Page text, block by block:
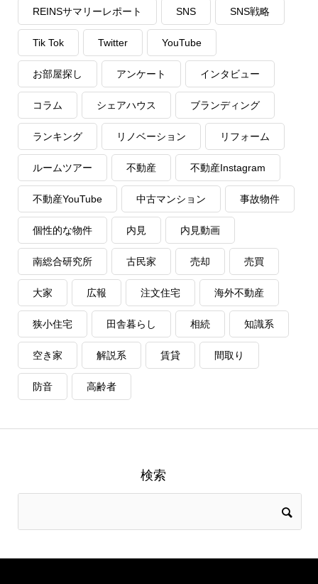
REINSサマリーレポート SNS SNS戦略
Tik Tok Twitter YouTube
お部屋探し アンケート インタビュー
コラム シェアハウス ブランディング
ランキング リノベーション リフォーム
ルームツアー 不動産 不動産Instagram
不動産YouTube 中古マンション 事故物件
個性的な物件 内見 内見動画
南総合研究所 古民家 売却 売買
大家 広報 注文住宅 海外不動産
狭小住宅 田舎暮らし 相続 知識系
空き家 解説系 賃貸 間取り
防音 高齢者
検索